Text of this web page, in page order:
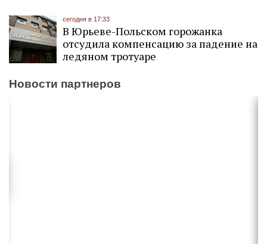
сегодня в 17:33
В Юрьеве-Польском горожанка
отсудила компенсацию за падение на
ледяном тротуаре
Новости партнеров